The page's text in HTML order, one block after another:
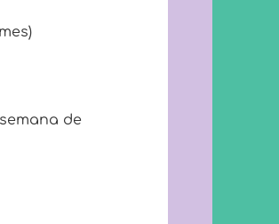
semana de